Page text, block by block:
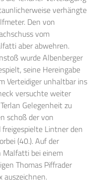
verhängte
Den von
vom
aber abwehren.
wurde Albenberger
seine Hereingabe
Verteidiger unhaltbar ins
versuchte weiter
Gelegenheit zu
schoß der von
Lintner den
(40.). Auf der
Malfatti bei einem
Thomas Piffrader
auszeichnen.